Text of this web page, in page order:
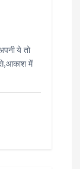
ये तो
से,आकाश में